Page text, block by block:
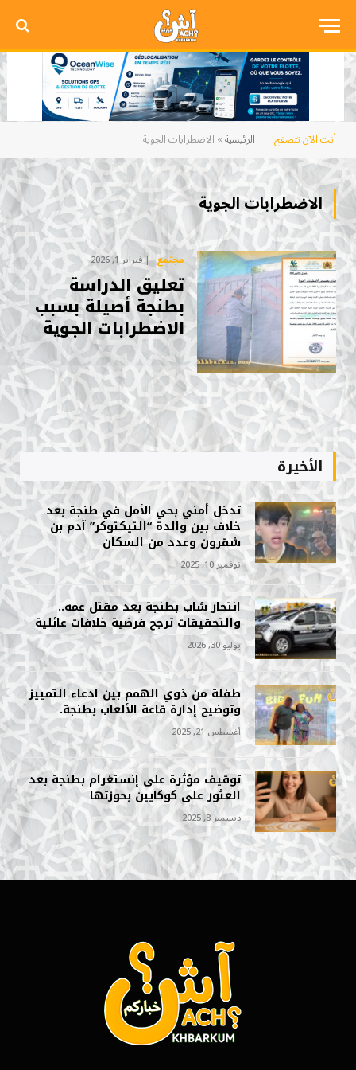
أنت الآن تتصفح: الرئيسية» الاضطرابات الجوية
الاضطرابات الجوية
مجتمع فبراير 1, 2026
تعليق الدراسة
بطنجة أصيلة بسبب
الاضطرابات الجوية
الأخيرة
تدخل أمني بحي الأمل في طنجة بعد
خلاف بين والدة “التيكتوكر” آدم بن
شقرون وعدد من السكان
نوفمبر 10, 2025
انتحار شاب بطنجة بعد مقتل عمه..
والتحقيقات ترجح فرضية خلافات عائلية
يوليو 30, 2026
طفلة من ذوي الهمم بين ادعاء التمييز
وتوضيح إدارة قاعة الألعاب بطنجة.
أغسطس 21, 2025
توقيف مؤثرة على إنستغرام بطنجة بعد
العثور على كوكايين بحوزتها
ديسمبر 8, 2025